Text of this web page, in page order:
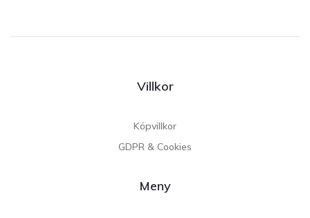
Villkor
Köpvillkor
GDPR & Cookies
Meny